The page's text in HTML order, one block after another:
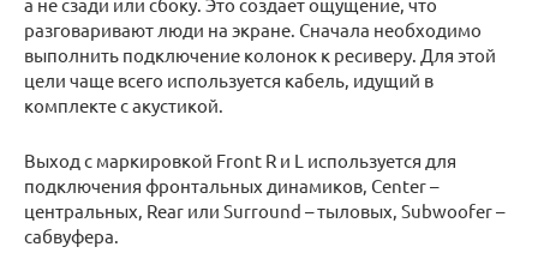
разговаривают люди на экране. Сначала необходимо
выполнить подключение колонок к ресиверу. Для этой
цели чаще всего используется кабель, идущий в
комплекте с акустикой.
Выход с маркировкой Front R и L используется для
подключения фронтальных динамиков, Center –
центральных, Rear или Surround – тыловых, Subwoofer –
сабвуфера.